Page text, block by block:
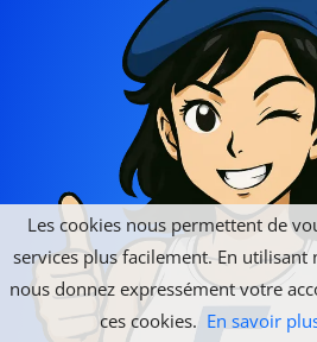
Les cookies nous permettent de
services plus facilement. En utilisant
nous donnez expressément votre
ces cookies. En savoir